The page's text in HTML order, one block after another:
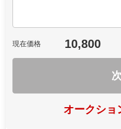
現在価格 10,800
オークショ